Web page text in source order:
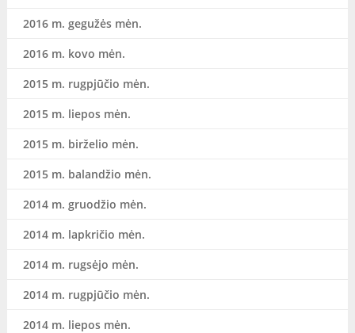
2016 m. gegužės mėn.
2016 m. kovo mėn.
2015 m. rugpjūčio mėn.
2015 m. liepos mėn.
2015 m. birželio mėn.
2015 m. balandžio mėn.
2014 m. gruodžio mėn.
2014 m. lapkričio mėn.
2014 m. rugsėjo mėn.
2014 m. rugpjūčio mėn.
2014 m. liepos mėn.